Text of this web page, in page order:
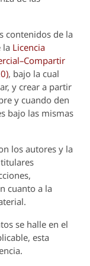
contenidos de la
la Licencia
, bajo la cual
y crear a partir
y cuando den
bajo las mismas
los autores y la
cuanto a la
se halle en el
esta